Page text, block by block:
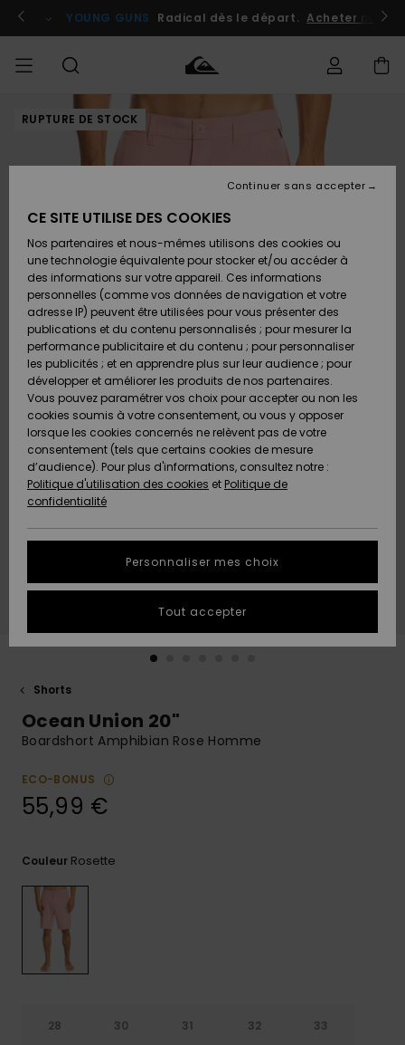
l'information
le
Se connecter / s'inscrire
YOUNG GUNS Radical dès le départ. Acheter
HOMME Vêtements
Chaussures
& Tongs
Surf
Snow
Nouveautés
A
Découvrir
Vêtements
Chaussures
& Tongs
Surf
Snow
Nouveautés
A
Découvrir
FEMME
Shop
A
Découvrir
Snow
SURF
Surf
Surf
Shop
Enfant
Highlights
Communauté
SNOW
Snow
Snow
Shop
Enfant
Snow
Shop
Femme
A
Découvrir
Communauté
OUTLET
Outlet
Enfant
Outlet
Femme
AIDE &
CONTACT
Accéder à
ma
Retours
Paiement
Carte
Cadeau
Quiksilver
Freedom
Protection
des
tailles
conversation
plus rapide
à votre
Consulter
MAGASINS
QUIKSILVER
RUPTURE DE STOCK
Shorts
Ocean Union 20"
Boardshort Amphibian Rose Homme
ECO-BONUS
55,99 €
Couleur Rosette
28 30 31 32 33
CE SITE UTILISE DES COOKIES
Nos partenaires et nous-mêmes utilisons des cookies ou
une technologie équivalente pour stocker et/ou accéder à
des informations sur votre appareil. Ces informations
personnelles (comme vos données de navigation et votre
adresse IP) peuvent être utilisées pour vous présenter des
publications et du contenu personnalisés ; pour mesurer la
performance publicitaire et du contenu ; pour personnaliser
les publicités ; et en apprendre plus sur leur audience ; pour
développer et améliorer les produits de nos partenaires.
Vous pouvez paramétrer vos choix pour accepter ou non les
cookies soumis à votre consentement, ou vous y opposer
lorsque les cookies concernés ne relèvent pas de votre
consentement (tels que certains cookies de mesure
d’audience). Pour plus d'informations, consultez notre :
Politique d'utilisation des cookies et Politique de
confidentialité
Personnaliser mes choix
Continuer sans accepter
Tout accepter